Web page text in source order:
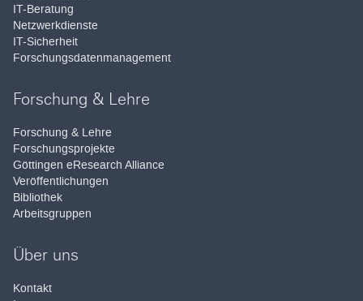
IT-Beratung
Netzwerkdienste
IT-Sicherheit
Forschungsdatenmanagement
Forschung & Lehre
Forschung & Lehre
Forschungsprojekte
Göttingen eResearch Alliance
Veröffentlichungen
Bibliothek
Arbeitsgruppen
Über uns
Kontakt